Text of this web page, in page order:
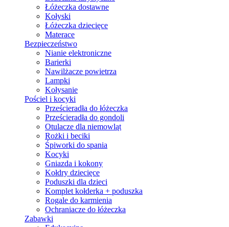
Łóżeczka dostawne
Kołyski
Łóżeczka dziecięce
Materace
Bezpieczeństwo
Nianie elektroniczne
Barierki
Nawilżacze powietrza
Lampki
Kołysanie
Pościel i kocyki
Prześcieradła do łóżeczka
Prześcieradła do gondoli
Otulacze dla niemowląt
Rożki i beciki
Śpiworki do spania
Kocyki
Gniazda i kokony
Kołdry dziecięce
Poduszki dla dzieci
Komplet kołderka + poduszka
Rogale do karmienia
Ochraniacze do łóżeczka
Zabawki